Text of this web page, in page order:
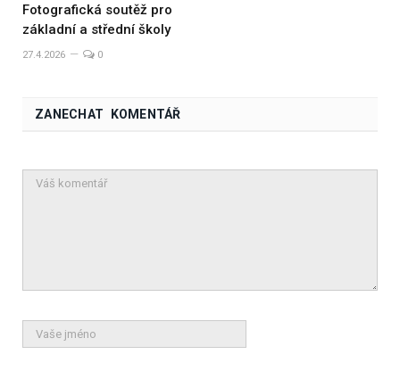
Fotografická soutěž pro
základní a střední školy
27.4.2026 0
ZANECHAT KOMENTÁŘ